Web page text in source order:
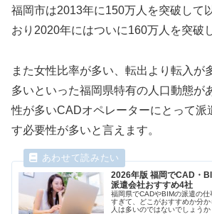
福岡市は2013年に150万人を突破して
おり2020年にはついに160万人を突破
また女性比率が多い、転出より転入が
多いといった福岡県特有の人口動態が
性が多いCADオペレーターにとって派
す必要性が多いと言えます。
2026年版 福岡でCAD・
派遣会社おすすめ4社
福岡県でCADやBIMの派遣の
すぎて、どこがおすすめか分
人は多いのではないでしょう